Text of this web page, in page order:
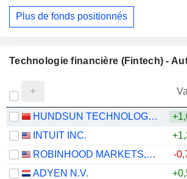
Plus de fonds positionnés
Technologie financière (Fintech) -
HUNDSUN TECHNOLOGIES INC.
INTUIT INC.
ROBINHOOD MARKETS, INC.
-
ADYEN N.V.